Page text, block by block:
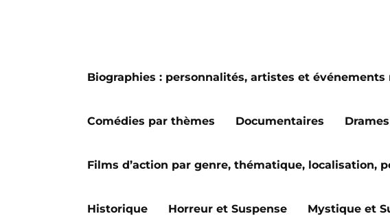
Biographies : personnalités, artistes et événements
Comédies par thèmes Documentaires
Films d’action par genre, thématique, localisation,
Historique Horreur et Suspense Mystique et